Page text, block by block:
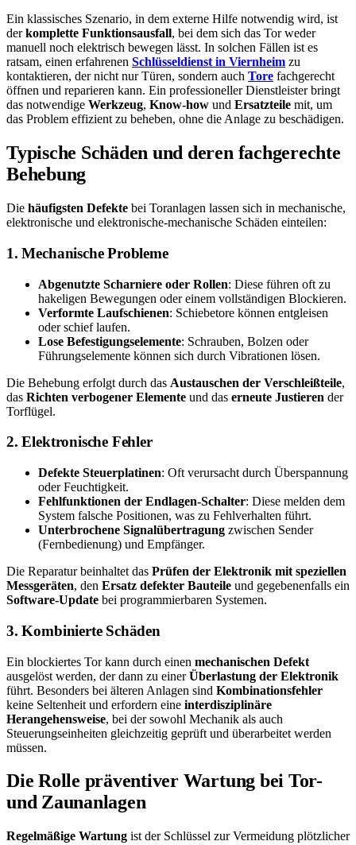
Ein klassisches Szenario, in dem externe Hilfe notwendig wird, ist
derkomplette Funktionsausfall, bei dem sich das Tor weder
manuell noch elektrisch bewegen lässt. In solchen Fällen ist es
ratsam, einen erfahrenen Schlüsseldienst in Viernheim zu
kontaktieren, der nicht nur Türen, sondern auch Tore fachgerecht
öffnen und reparieren kann. Ein professioneller Dienstleister bringt
das notwendige Werkzeug, Know-how und Ersatzteile mit, um
das Problem effizient zu beheben, ohne die Anlage zu beschädigen.
Typische Schäden und deren fachgerechte
Behebung
Die häufigsten Defekte bei Toranlagen lassen sich in mechanische,
elektronische und elektronische-mechanische Schäden einteilen:
1. Mechanische Probleme
Abgenutzte Scharniere oder Rollen: Diese führen oft zu
hakeligen Bewegungen oder einem vollständigen Blockieren.
Verformte Laufschienen: Schiebetore können entgleisen
oder schief laufen.
Lose Befestigungselemente: Schrauben, Bolzen oder
Führungselemente können sich durch Vibrationen lösen.
Die Behebung erfolgt durch das Austauschen der Verschleißteile,
das Richten verbogener Elemente und das erneute Justieren der
Torflügel.
2. Elektronische Fehler
Defekte Steuerplatinen: Oft verursacht durch Überspannung
oder Feuchtigkeit.
Fehlfunktionen der Endlagen-Schalter: Diese melden dem
System falsche Positionen, was zu Fehlverhalten führt.
Unterbrochene Signalübertragung zwischen Sender
(Fernbedienung) und Empfänger.
Die Reparatur beinhaltet das Prüfen der Elektronik mit speziellen
Messgeräten, den Ersatz defekter Bauteile und gegebenenfalls ein
Software-Update bei programmierbaren Systemen.
3. Kombinierte Schäden
Ein blockiertes Tor kann durch einen mechanischen Defekt
ausgelöst werden, der dann zu einerÜberlastung der Elektronik
führt. Besonders bei älteren Anlagen sind Kombinationsfehler
keine Seltenheit und erfordern eine interdisziplinäre
Herangehensweise, bei der sowohl Mechanik als auch
Steuerungseinheiten gleichzeitig geprüft und überarbeitet werden
müssen.
Die Rolle präventiver Wartung bei Tor-
und Zaunanlagen
Regelmäßige Wartung ist der Schlüssel zur Vermeidung plötzlicher